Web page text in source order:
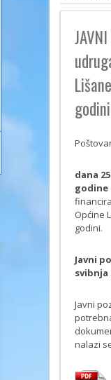
godini
dana
godine
Općine
godini.
Javni
svibnja
Javni
nalazi